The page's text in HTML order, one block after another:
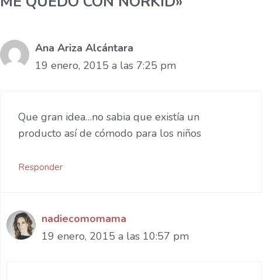
Ana Ariza Alcántara
19 enero, 2015 a las 7:25 pm
Que gran idea…no sabia que existía un
producto así de cómodo para los niños
Responder
nadiecomomama
19 enero, 2015 a las 10:57 pm